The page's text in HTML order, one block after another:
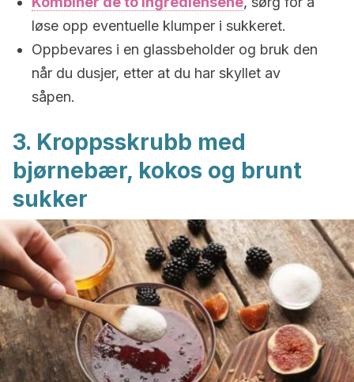
løse opp eventuelle klumper i sukkeret.
Oppbevares i en glassbeholder og bruk den
når du dusjer, etter at du har skyllet av
såpen.
3. Kroppsskrubb med
bjørnebær, kokos og brunt
sukker